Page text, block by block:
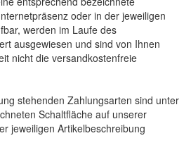
oder in der jeweiligen
werden im Laufe des
ausgewiesen und sind von Ihnen
nicht die versandkostenfreie
stehenden Zahlungsarten sind unter
Schaltfläche auf unserer
jeweiligen Artikelbeschreibung